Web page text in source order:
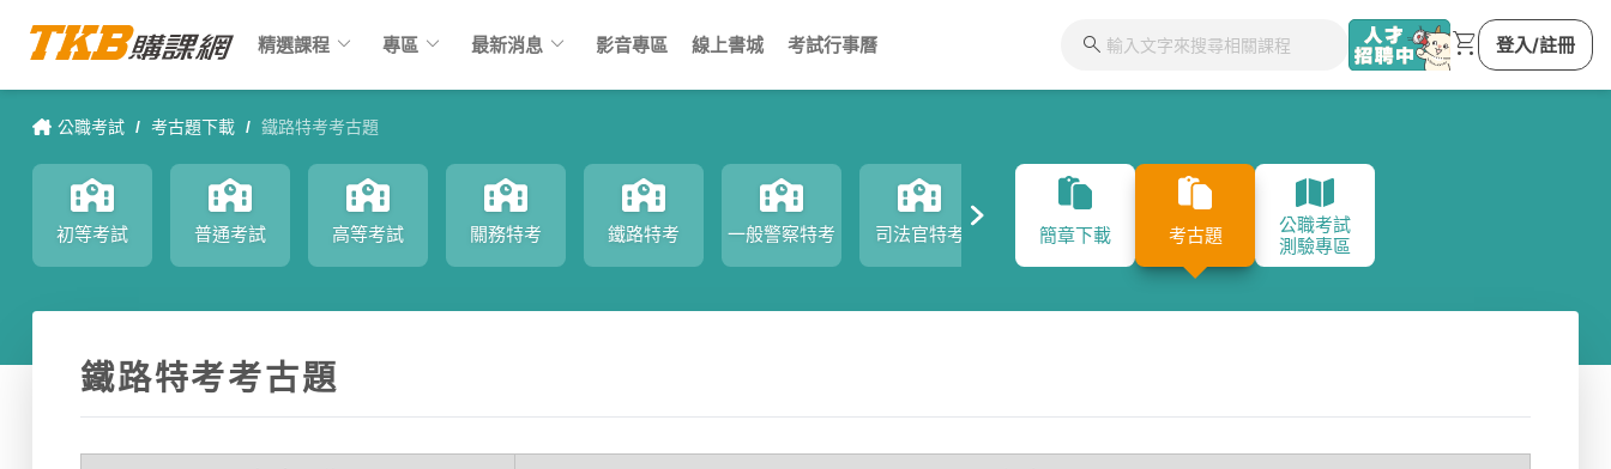
公職考試 / 考古題下載 / 鐵路特考考古題
簡章下載 考古題
公職考試
測驗專區
初等考試 普通考試 高等考試 關務特考 鐵路特考 一般警察特考 司法官特考 司法特考 調查局特考 國安局特考
鐵路特考考古題
精選課程 keyboard_arrow_down 專區 keyboard_arrow_down 最新消息 keyboard_arrow_down 影音專區 線上書城 考試行事曆 search shopping_cart 登入/註冊